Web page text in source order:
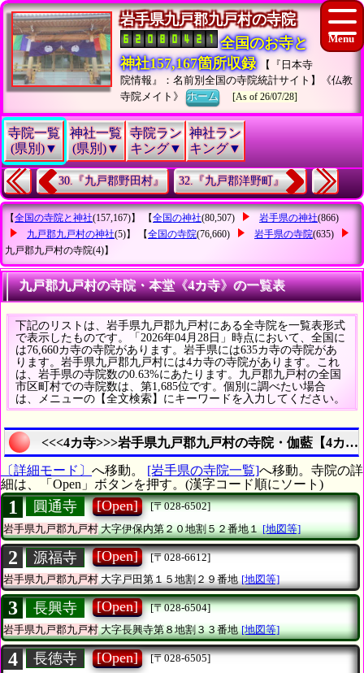
岩手県九戸郡九戸村の寺院
全国のお寺と
神社157,167箇所収録
【『日本寺
院情報』：名前別全国の寺院統計サイト】《仏教
寺院メイト》ホーム [As of 26/07/28]
寺院一覧
(県別)▼
神社一覧
(県別)▼
寺院ラン
キング▼
神社ラン
キング▼
30.『九戸郡野田村』 32.『九戸郡洋野町』
【全国の寺院と神社(157,167)】 【全国の神社(80,507) 岩手県の神社(866)
九戸郡九戸村の神社(5)】 【全国の寺院(76,660) 岩手県の寺院(635)
九戸郡九戸村の寺院(4)】
九戸郡九戸村の寺院・本堂《4カ寺》の一覧表
下記のリストは、岩手県九戸郡九戸村にある全寺院を一覧表形式
で表示したものです。「2026年04月28日」時点において、全国に
は76,660カ寺の寺院があります。岩手県には635カ寺の寺院があ
ります。岩手県九戸郡九戸村には4カ寺の寺院があります。これ
は、岩手県の寺院数の0.63%にあたります。九戸郡九戸村の全国
市区町村での寺院数は、第1,685位です。個別に調べたい場合
は、メニューの【全文検索】にキーワードを入力してください。
<<<4カ寺>>>岩手県九戸郡九戸村の寺院・伽藍【4カ寺
〔詳細モード〕 へ移動。 [岩手県の寺院一覧]へ移動。寺院の詳
細は、「Open」ボタンを押す。(漢字コード順にソート)
1 圓通寺 [Open]
[〒028-6502]
岩手県九戸郡九戸村大字伊保内第２０地割５２番地１ [地図等]
2 源福寺 [Open]
[〒028-6612]
岩手県九戸郡九戸村大字戸田第１５地割２９番地 [地図等]
3 長興寺 [Open]
[〒028-6504]
岩手県九戸郡九戸村大字長興寺第８地割３３番地 [地図等]
4 長徳寺 [Open]
[〒028-6505]